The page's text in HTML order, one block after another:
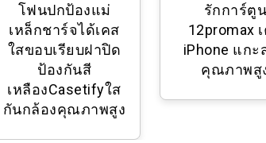
โฟนปกป้องแม่
เหล็กชาร์จได้เคส
ใสขอบเรียบฝาปิด
ป้องกันสี
เหลืองCasetifyใส
กันกล้องคุณภาพสูง
รักการ์ตูน
12promax
iPhone แกะ
คุณภาพสู